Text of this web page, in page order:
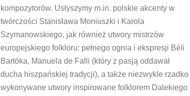
kompozytorów. Usłyszymy m.in. polskie akcenty w
twórczości Stanisława Moniuszki i Karola
Szymanowskiego, jak również utwory mistrzów
europejskiego folkloru: pełnego ognia i ekspresji Béli
Bartóka, Manuela de Falli (który z pasją oddawał
ducha hiszpańskiej tradycji), a także niezwykle rzadko
wykonywane utwory inspirowane folklorem Dalekiego